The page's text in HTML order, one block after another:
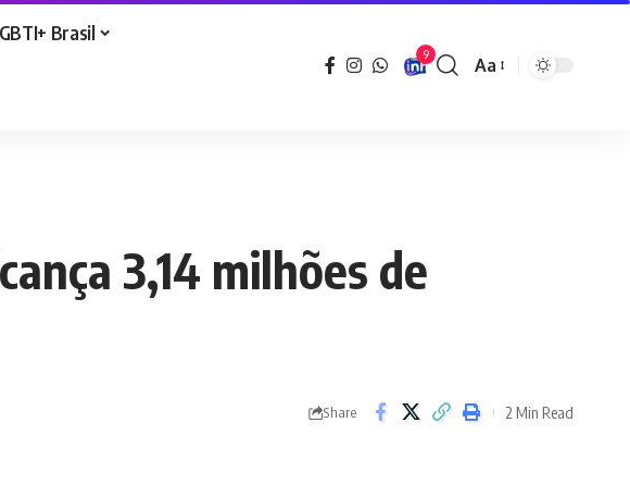
Brasil
9
Font
Aa
3,14 milhões de
Share 2 Min Read